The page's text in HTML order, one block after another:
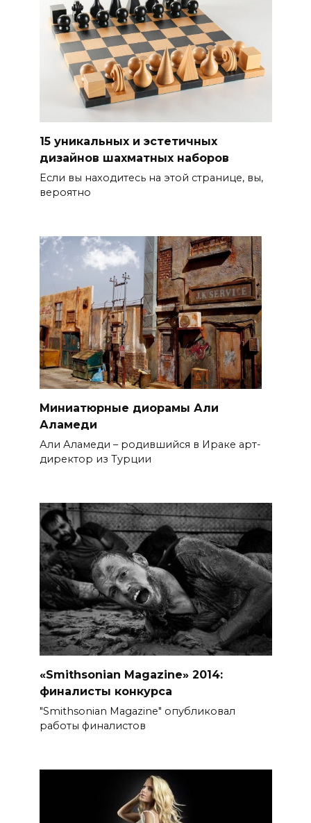
15 уникальных и эстетичных
дизайнов шахматных наборов
Если вы находитесь на этой странице, вы,
вероятно
Миниатюрные диорамы Али
Аламеди
Али Аламеди – родившийся в Ираке арт-
директор из Турции
«Smithsonian Magazine» 2014:
финалисты конкурса
"Smithsonian Magazine" опубликовал
работы финалистов